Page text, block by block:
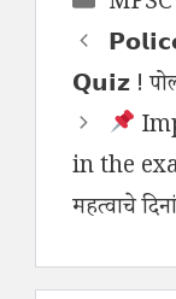
𝗤𝘂𝗶𝘇 !
in the
महत्वाचे